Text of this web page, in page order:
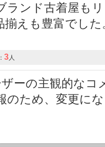
ランド古着屋も
揃えも豊富でし
3 人
ーの主観的なコ
のため、変更に